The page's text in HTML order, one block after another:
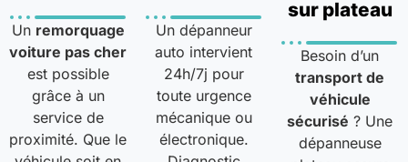
Un remorquage
voiture pas cher
est possible
grâce à un
service de
proximité. Que le
Un dépanneur
auto intervient
24h/7j pour
toute urgence
mécanique ou
électronique.
sur plateau
Besoin d’un
transport de
véhicule
sécurisé ? Une
dépanneuse